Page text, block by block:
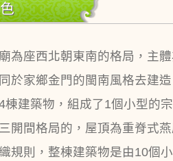
為座西北朝東南的格局，主
於家鄉金門的閩南風格去建
棟建築物，組成了1個小型的
開間格局的，屋頂為重脊式
規則，整棟建築物是由10個